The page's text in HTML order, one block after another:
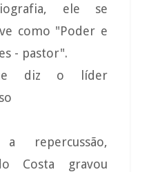
ele se
como "Poder e
- pastor".
diz o líder
repercussão,
Costa gravou